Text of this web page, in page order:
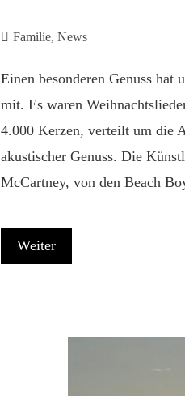
Familie, News
Einen besonderen Genuss hat
mit. Es waren
4.000 Kerzen, verteilt um die
akustischer Genuss. Die
McCartney, von den Beach
Weiter